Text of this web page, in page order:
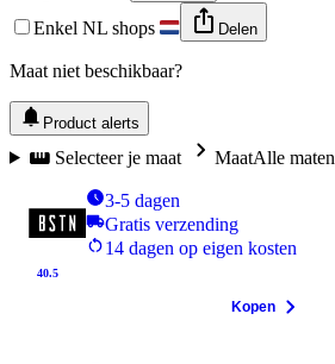
Enkel NL shops Delen
Maat niet beschikbaar?
Product alerts
Selecteer je maat MaatAlle maten
3-5 dagen
Gratis verzending
14 dagen op eigen kosten
40.5
Kopen